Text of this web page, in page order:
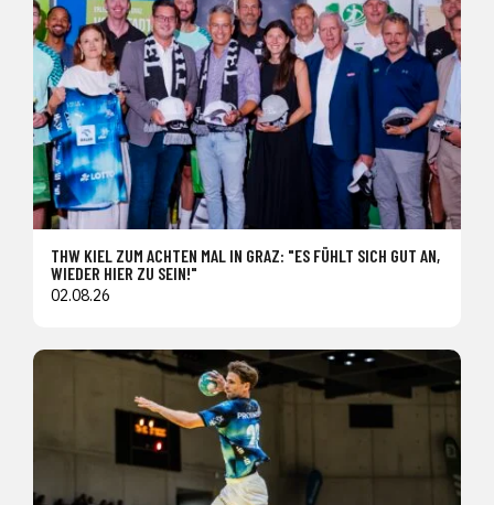
THW KIEL ZUM ACHTEN MAL IN GRAZ: "ES FÜHLT SICH GUT AN,
WIEDER HIER ZU SEIN!"
02.08.26